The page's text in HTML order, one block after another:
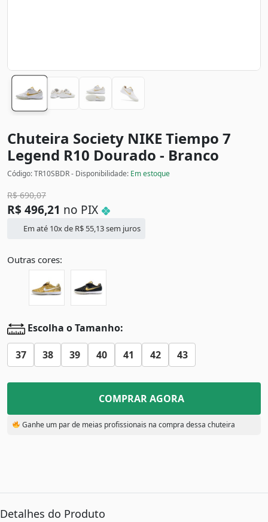
Chuteira Society NIKE Tiempo 7
Legend R10 Dourado - Branco
Código: TR10SBDR - Disponibilidade: Em estoque
R$690,07
R$ 496,21 no PIX
Em até 10x de R$ 55,13sem juros
Outras cores:
Escolha o Tamanho:
37 38 39 40 41 42 43
COMPRAR AGORA
Ganhe um par de meias profissionais na compra dessa chuteira
Detalhes do Produto